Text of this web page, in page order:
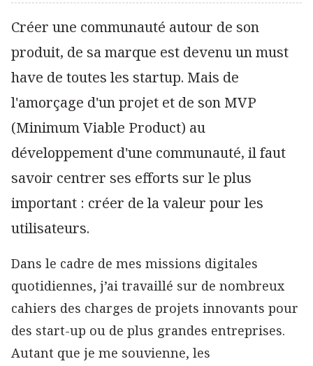
Créer une communauté autour de son
produit, de sa marque est devenu un must
have de toutes les startup. Mais de
l'amorçage d'un projet et de son MVP
(Minimum Viable Product) au
développement d'une communauté, il faut
savoir centrer ses efforts sur le plus
important : créer de la valeur pour les
utilisateurs.
Dans le cadre de mes missions digitales
quotidiennes, j’ai travaillé sur de nombreux
cahiers des charges de projets innovants pour
des start-up ou de plus grandes entreprises.
Autant que je me souvienne, les